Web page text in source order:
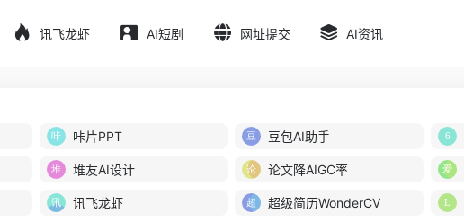
讯飞龙虾 AI短剧 网址提交 AI资讯
咔片PPT 豆包AI助手
堆友AI设计 论文降AIGC率
讯飞龙虾 超级简历WonderCV